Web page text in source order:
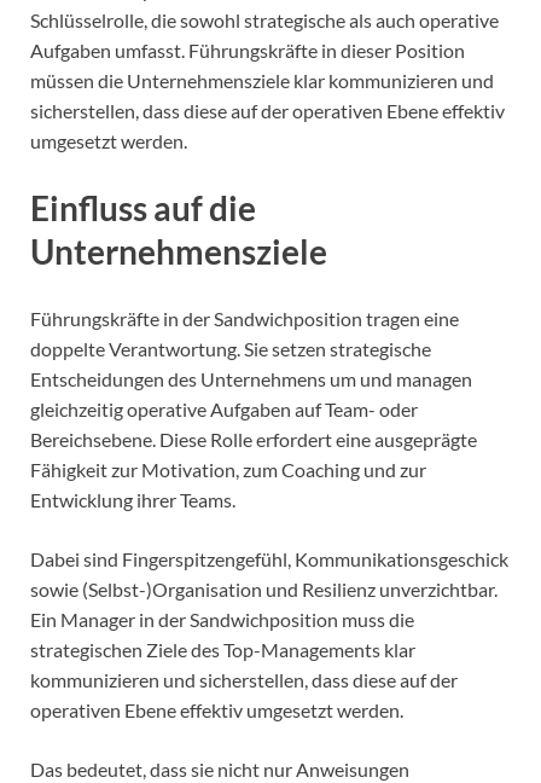
Schlüsselrolle, die sowohl strategische als auch operative
Aufgaben umfasst. Führungskräfte in dieser Position
müssen die Unternehmensziele klar kommunizieren und
sicherstellen, dass diese auf der operativen Ebene effektiv
umgesetzt werden.
Einfluss auf die
Unternehmensziele
Führungskräfte in der Sandwichposition tragen eine
doppelte Verantwortung. Sie setzen strategische
Entscheidungen des Unternehmens um und managen
gleichzeitig operative Aufgaben auf Team- oder
Bereichsebene. Diese Rolle erfordert eine ausgeprägte
Fähigkeit zur Motivation, zum Coaching und zur
Entwicklung ihrer Teams.
Dabei sind Fingerspitzengefühl, Kommunikationsgeschick
sowie (Selbst-)Organisation und Resilienz unverzichtbar.
Ein Manager in der Sandwichposition muss die
strategischen Ziele des Top-Managements klar
kommunizieren und sicherstellen, dass diese auf der
operativen Ebene effektiv umgesetzt werden.
Das bedeutet, dass sie nicht nur Anweisungen